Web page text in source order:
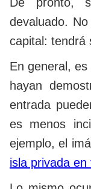
devaluado.
capital: tendrá
En general,
hayan
entrada
es menos
ejemplo, el
isla privada